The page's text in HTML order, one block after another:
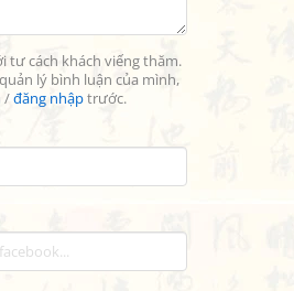
tư cách khách viếng thăm.
lý bình luận của mình,
/đăng nhậptrước.